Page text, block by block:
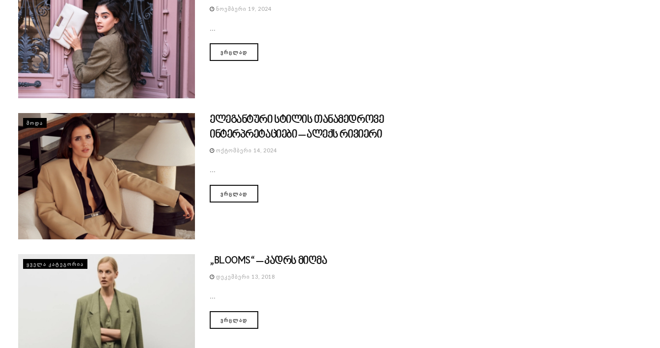
ᲜᲝᲔᲛᲑᲔᲠᲘ 19, 2024
...
ᲕᲠᲪᲚᲐᲓ
ᲛᲝᲓᲐ
ელეგანტური სტილის თანამედროვე
ინტერპრეტაციები – ალექს რივიერი
ᲝᲥᲢᲝᲛᲑᲔᲠᲘ 14, 2024
...
ᲕᲠᲪᲚᲐᲓ
ᲧᲕᲔᲚᲐ ᲙᲐᲢᲔᲒᲝᲠᲘᲐ „BLOOMS“ – კადრს მიღმა
ᲓᲔᲙᲔᲛᲑᲔᲠᲘ 13, 2018
...
ᲕᲠᲪᲚᲐᲓ